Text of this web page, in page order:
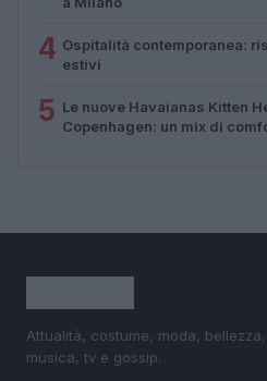
4 Ospitalità contemporanea:
estivi
5 Le nuove Havaianas Kitten
Copenhagen: un mix di
Attualità, costume, moda,
musica, tv e gossip.